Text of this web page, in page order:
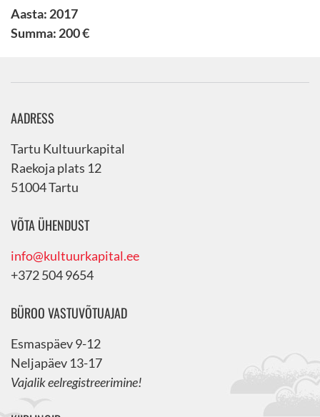
Aasta: 2017
Summa: 200 €
AADRESS
Tartu Kultuurkapital
Raekoja plats 12
51004 Tartu
VÕTA ÜHENDUST
info@kultuurkapital.ee
+372 504 9654
BÜROO VASTUVÕTUAJAD
Esmaspäev 9-12
Neljapäev 13-17
Vajalik eelregistreerimine!